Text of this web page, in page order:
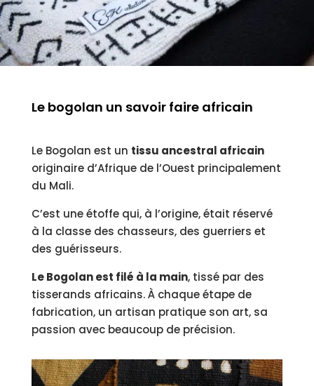
Le bogolan un savoir faire africain
Le Bogolan est un tissu ancestral africain
originaire d’Afrique de l’Ouest principalement
du Mali.
C’est une étoffe qui, à l’origine, était réservé
à la classe des chasseurs, des guerriers et
des guérisseurs.
Le Bogolan est filé à la main, tissé par des
tisserands africains. À chaque étape de
fabrication, un artisan pratique son art, sa
passion avec beaucoup de précision.